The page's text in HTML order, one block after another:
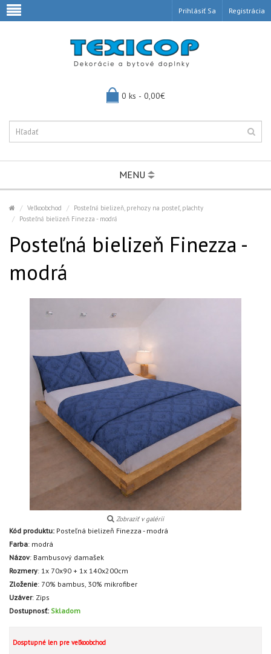
Prihlásiť Sa Registrácia
0 ks - 0,00€
MENU
Veľkoobchod
Posteľná bielizeň, prehozy na posteľ, plachty
Posteľná bielizeň Finezza - modrá
Posteľná bielizeň Finezza -
modrá
Zobraziť v galérii
Kód produktu: Posteľná bielizeň Finezza - modrá
Farba: modrá
Názov: Bambusový damašek
Rozmery: 1x 70x90 + 1x 140x200cm
Zloženie: 70% bambus, 30% mikrofiber
Uzáver: Zips
Dostupnosť: Skladom
Dosptupné len pre veľkoobchod